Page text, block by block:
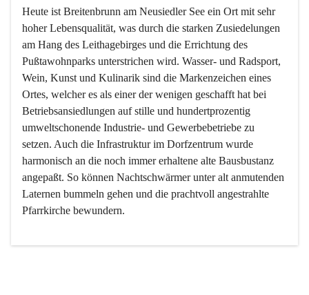
Heute ist Breitenbrunn am Neusiedler See ein Ort mit sehr
hoher Lebensqualität, was durch die starken Zusiedelungen
am Hang des Leithagebirges und die Errichtung des
Pußtawohnparks unterstrichen wird. Wasser- und Radsport,
Wein, Kunst und Kulinarik sind die Markenzeichen eines
Ortes, welcher es als einer der wenigen geschafft hat bei
Betriebsansiedlungen auf stille und hundertprozentig
umweltschonende Industrie- und Gewerbebetriebe zu
setzen. Auch die Infrastruktur im Dorfzentrum wurde
harmonisch an die noch immer erhaltene alte Bausbustanz
angepaßt. So können Nachtschwärmer unter alt anmutenden
Laternen bummeln gehen und die prachtvoll angestrahlte
Pfarrkirche bewundern.
Der Weinbau dominert heute nicht mehr, ist aber integrativer